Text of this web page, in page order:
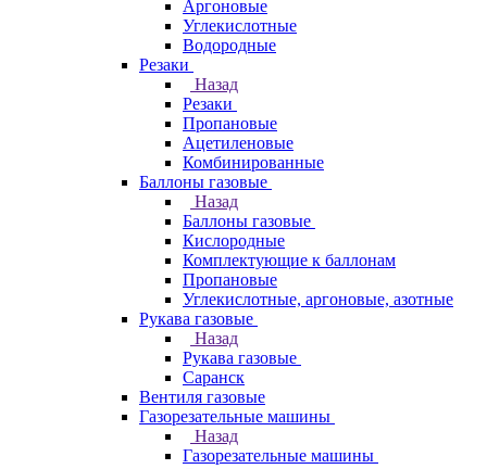
Аргоновые
Углекислотные
Водородные
Резаки
Назад
Резаки
Пропановые
Ацетиленовые
Комбинированные
Баллоны газовые
Назад
Баллоны газовые
Кислородные
Комплектующие к баллонам
Пропановые
Углекислотные, аргоновые, азотные
Рукава газовые
Назад
Рукава газовые
Саранск
Вентиля газовые
Газорезательные машины
Назад
Газорезательные машины